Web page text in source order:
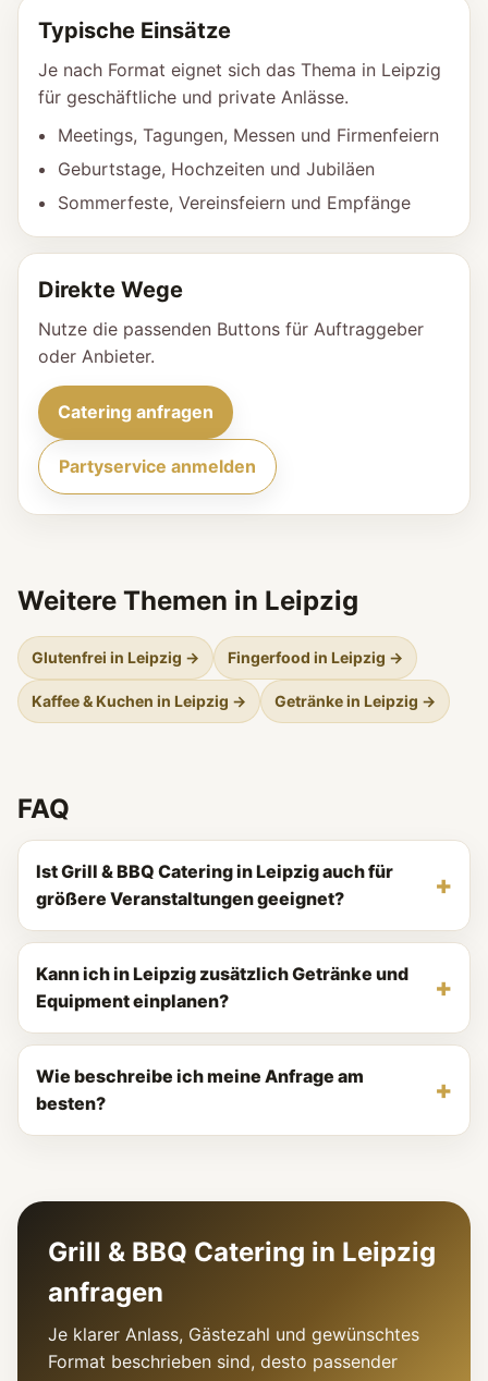
Typische Einsätze
Je nach Format eignet sich das Thema in Leipzig
für geschäftliche und private Anlässe.
Meetings, Tagungen, Messen und Firmenfeiern
Geburtstage, Hochzeiten und Jubiläen
Sommerfeste, Vereinsfeiern und Empfänge
Direkte Wege
Nutze die passenden Buttons für Auftraggeber
oder Anbieter.
Catering anfragen
Partyservice anmelden
Weitere Themen in Leipzig
Glutenfrei in Leipzig → Fingerfood in Leipzig →
Kaffee & Kuchen in Leipzig → Getränke in Leipzig →
FAQ
Ist Grill & BBQ Catering in Leipzig auch für
größere Veranstaltungen geeignet?
Kann ich in Leipzig zusätzlich Getränke und
Equipment einplanen?
Wie beschreibe ich meine Anfrage am
besten?
Grill & BBQ Catering in Leipzig
anfragen
Je klarer Anlass, Gästezahl und gewünschtes
Format beschrieben sind, desto passender